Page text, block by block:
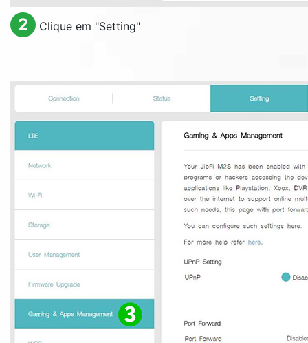
2 Clique em "Setting"